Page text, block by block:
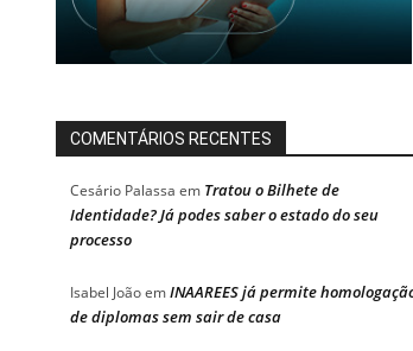
COMENTÁRIOS RECENTES
Cesário Palassa em Tratou o Bilhete de
Identidade? Já podes saber o estado do seu
processo
Isabel JoãoemINAAREES já permite
de diplomas sem sair de casa